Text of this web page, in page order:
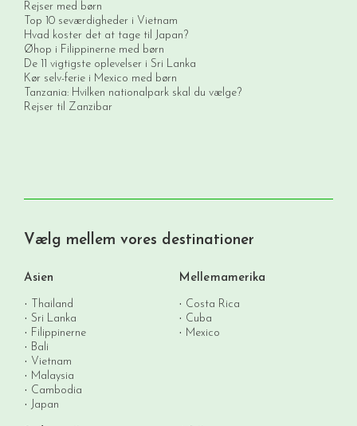
Rejser med børn
Top 10 seværdigheder i Vietnam
Hvad koster det at tage til Japan?
Øhop i Filippinerne med børn
De 11 vigtigste oplevelser i Sri Lanka
Kør selv-ferie i Mexico med børn
Tanzania: Hvilken nationalpark skal du vælge?
Rejser til Zanzibar
Vælg mellem vores destinationer
Asien
Thailand
Sri Lanka
Filippinerne
Bali
Vietnam
Malaysia
Cambodia
Japan
Mellemamerika
Costa Rica
Cuba
Mexico